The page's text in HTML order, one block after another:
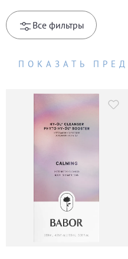
Все фильтры
ПОКАЗАТЬ